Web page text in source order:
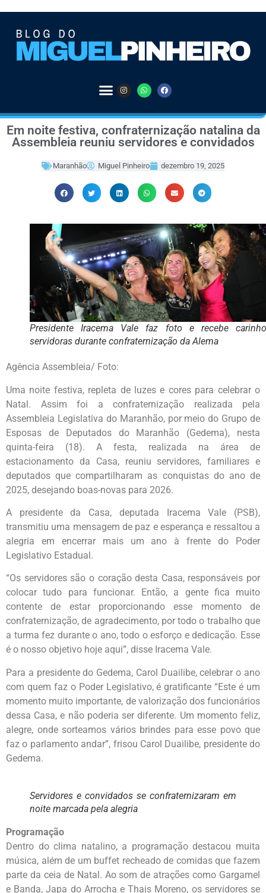
Em noite festiva, confraternização natalina da
Assembleia reuniu servidores e convidados
Maranhão Miguel Pinheiro dezembro 19, 2025
Presidente Iracema Vale faz foto e recebe
servidoras durante confraternização da Alema
Agência Assembleia/ Foto:
Uma noite festiva, repleta de luzes e cores para celebrar o
Natal. Assim foi a confraternização realizada pela
Assembleia Legislativa do Maranhão, por meio do Grupo de
Esposas de Deputados do Maranhão (Gedema), nesta
quinta-feira (18). A festa, realizada na área de
estacionamento da Casa, reuniu servidores, familiares e
deputados que compartilharam as conquistas do ano de
2025, desejando boas-novas para 2026.
A presidente da Casa, deputada Iracema Vale (PSB),
transmitiu uma mensagem de paz e esperança e ressaltou a
alegria em encerrar mais um ano à frente do Poder
Legislativo Estadual.
“Os servidores são o coração desta Casa, responsáveis por
colocar tudo para funcionar. Então, a gente fica muito
contente de estar proporcionando esse momento de
confraternização, de agradecimento, por todo o trabalho que
a turma fez durante o ano, todo o esforço e dedicação. Esse
é o nosso objetivo hoje aqui”, disse Iracema Vale.
Para a presidente do Gedema, Carol Duailibe, celebrar o ano
com quem faz o Poder Legislativo, é gratificante “Este é um
momento muito importante, de valorização dos funcionários
dessa Casa, e não poderia ser diferente. Um momento feliz,
alegre, onde sorteamos vários brindes para esse povo que
faz o parlamento andar”, frisou Carol Duailibe, presidente do
Gedema.
Servidores e convidados se confraternizaram em
noite marcada pela alegria
Programação
Dentro do clima natalino, a programação destacou muita
música, além de um buffet recheado de comidas que fazem
parte da ceia de Natal. Ao som de atrações como Gargamel
e Banda, Japa do Arrocha e Thais Moreno, os servidores se